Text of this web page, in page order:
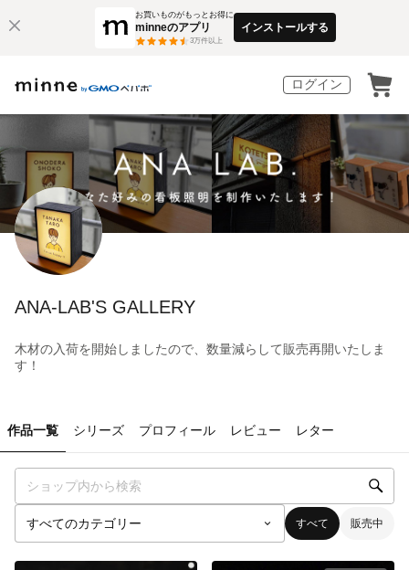
お買いものがもっとお得に
minneのアプリ
3万件以上
インストールする
ログイン
ANA-LAB'S GALLERY
木材の入荷を開始しましたので、数量減らして販売再開いたしま
す！
作品一覧 シリーズ プロフィール レビュー レター
すべて 販売中